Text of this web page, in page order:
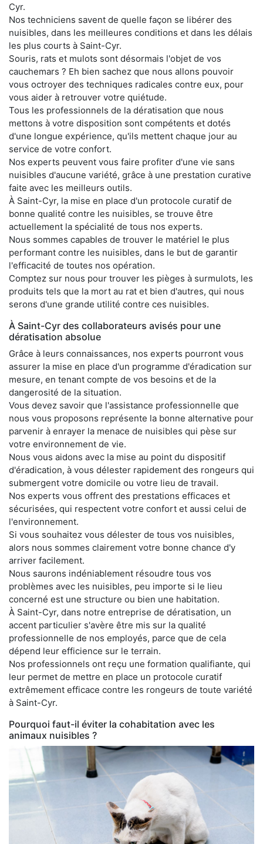
Cyr.
Nos techniciens savent de quelle façon se libérer des
nuisibles, dans les meilleures conditions et dans les délais
les plus courts à Saint-Cyr.
Souris, rats et mulots sont désormais l'objet de vos
cauchemars ? Eh bien sachez que nous allons pouvoir
vous octroyer des techniques radicales contre eux, pour
vous aider à retrouver votre quiétude.
Tous les professionnels de la dératisation que nous
mettons à votre disposition sont compétents et dotés
d'une longue expérience, qu'ils mettent chaque jour au
service de votre confort.
Nos experts peuvent vous faire profiter d'une vie sans
nuisibles d'aucune variété, grâce à une prestation curative
faite avec les meilleurs outils.
À Saint-Cyr, la mise en place d'un protocole curatif de
bonne qualité contre les nuisibles, se trouve être
actuellement la spécialité de tous nos experts.
Nous sommes capables de trouver le matériel le plus
performant contre les nuisibles, dans le but de garantir
l'efficacité de toutes nos opération.
Comptez sur nous pour trouver les pièges à surmulots, les
produits tels que la mort au rat et bien d'autres, qui nous
serons d'une grande utilité contre ces nuisibles.
À Saint-Cyr des collaborateurs avisés pour une
dératisation absolue
Grâce à leurs connaissances, nos experts pourront vous
assurer la mise en place d'un programme d'éradication sur
mesure, en tenant compte de vos besoins et de la
dangerosité de la situation.
Vous devez savoir que l'assistance professionnelle que
nous vous proposons représente la bonne alternative pour
parvenir à enrayer la menace de nuisibles qui pèse sur
votre environnement de vie.
Nous vous aidons avec la mise au point du dispositif
d'éradication, à vous délester rapidement des rongeurs qui
submergent votre domicile ou votre lieu de travail.
Nos experts vous offrent des prestations efficaces et
sécurisées, qui respectent votre confort et aussi celui de
l'environnement.
Si vous souhaitez vous délester de tous vos nuisibles,
alors nous sommes clairement votre bonne chance d'y
arriver facilement.
Nous saurons indéniablement résoudre tous vos
problèmes avec les nuisibles, peu importe si le lieu
concerné est une structure ou bien une habitation.
À Saint-Cyr, dans notre entreprise de dératisation, un
accent particulier s'avère être mis sur la qualité
professionnelle de nos employés, parce que de cela
dépend leur efficience sur le terrain.
Nos professionnels ont reçu une formation qualifiante, qui
leur permet de mettre en place un protocole curatif
extrêmement efficace contre les rongeurs de toute variété
à Saint-Cyr.
Pourquoi faut-il éviter la cohabitation avec les
animaux nuisibles ?